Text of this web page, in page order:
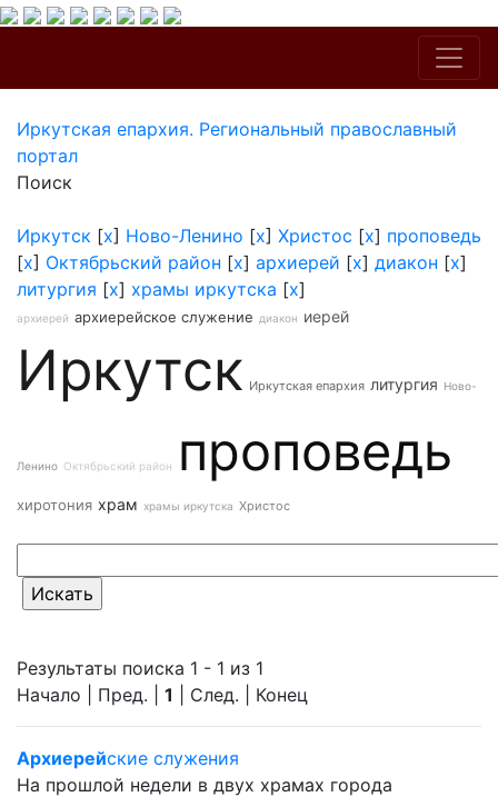
Иркутская епархия. Региональный православный
портал
Поиск
Иркутск [x] Ново-Ленино [x] Христос [x] проповедь
[x] Октябрьский район [x] архиерей [x] диакон [x]
литургия [x] храмы иркутска [x]
архиерей архиерейское служение диакон иерей
Иркутск Иркутская епархия литургия Ново-
Ленино Октябрьский район проповедь
хиротония храм храмы иркутска Христос
Результаты поиска 1 - 1 из 1
Начало | Пред. | 1 | След. | Конец
Архиерейские служения
На прошлой недели в двух храмах города